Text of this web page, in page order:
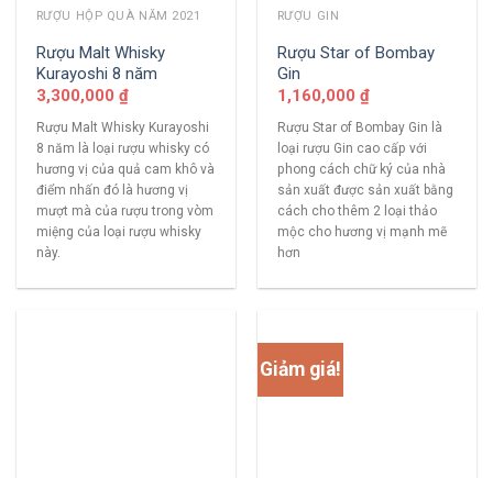
RƯỢU HỘP QUÀ NĂM 2021
Rượu Malt Whisky
Kurayoshi 8 năm
3,300,000 ₫
Rượu Malt Whisky Kurayoshi
8 năm là loại rượu whisky có
hương vị của quả cam khô và
điểm nhấn đó là hương vị
mượt mà của rượu trong vòm
miệng của loại rượu whisky
này.
RƯỢU GIN
Rượu Star of Bombay
Gin
1,160,000 ₫
Rượu Star of Bombay Gin là
loại rượu Gin cao cấp với
phong cách chữ ký của nhà
sản xuất được sản xuất bằng
cách cho thêm 2 loại thảo
mộc cho hương vị mạnh mẽ
hơn
Giảm giá!